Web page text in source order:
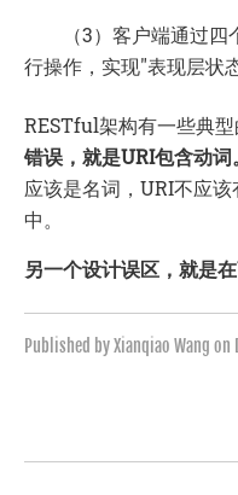
（3）客户端通过四
行操作，实现"表现层状
RESTful架构有一些典型
错误，就是URI包含动词。
应该是名词，URI不应
中。
另一个设计误区，就是
Published by Xianqiao Wang on